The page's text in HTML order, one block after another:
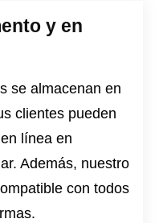
y en
se almacenan en
clientes pueden
línea en
Además, nuestro
con todos